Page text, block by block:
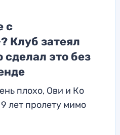
с
Клуб затеял
сделал это без
плохо, Ови и Ко
лет пролету мимо